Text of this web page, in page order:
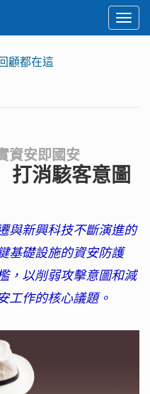
顧都在這
資安即國安
消駭客意圖
與新興科技不斷演進的
基礎設施的資安防護
，以削弱攻擊意圖和減
工作的核心議題。